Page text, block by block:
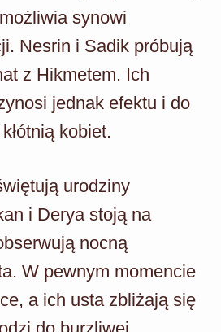
synowi
Nesrin i Sadik próbują
z Hikmetem. Ich
jednak efektu i do
kobiet.
urodziny
i Derya stoją na
nocną
W pewnym momencie
a ich usta zbliżają się